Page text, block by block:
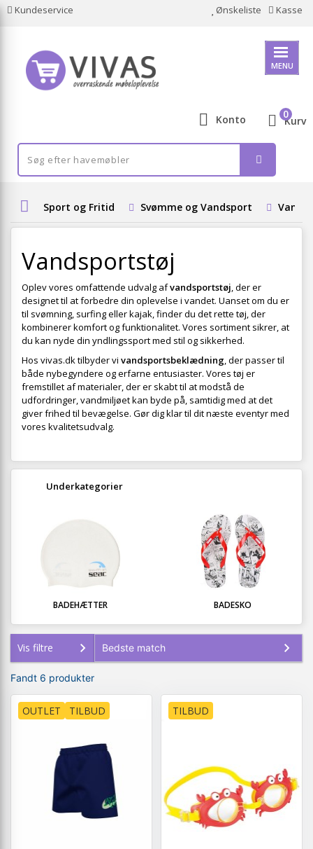
Kundeservice Ønskeliste Kasse
MENU
Konto Kurv
0
Sport og Fritid Svømme og Vandsport
Vandsportstøj
Oplev vores omfattende udvalg afvandsportstøj, der er
designet til at forbedre din oplevelse i vandet. Uanset om du er
til svømning, surfing eller kajak, finder du det rette tøj, der
kombinerer komfort og funktionalitet. Vores sortiment sikrer, at
du kan nyde din yndlingssport med stil og sikkerhed.
Hos vivas.dk tilbyder vi vandsportsbeklædning, der passer til
både nybegyndere og erfarne entusiaster. Vores tøj er
fremstillet af materialer, der er skabt til at modstå de
udfordringer, vandmiljøet kan byde på, samtidig med at det
giver frihed til bevægelse. Gør dig klar til dit næste eventyr med
vores kvalitetsudvalg.
Underkategorier
BADEHÆTTER BADESKO
Vis filtre
Fandt 6 produkter
OUTLET TILBUD TILBUD